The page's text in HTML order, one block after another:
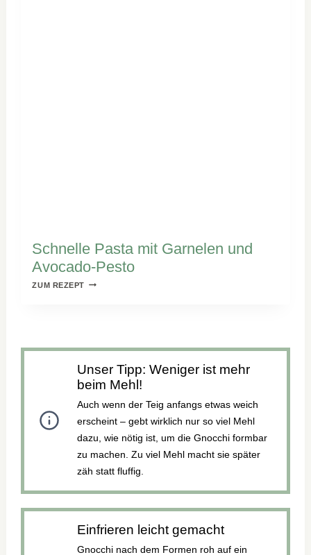
Schnelle Pasta mit Garnelen und
Avocado-Pesto
ZUM REZEPT SCHNELLE
UND
AVOCADO-
PESTO
Unser Tipp: Weniger ist mehr
beim Mehl!
Auch wenn der Teig anfangs etwas weich
erscheint – gebt wirklich nur so viel Mehl
dazu, wie nötig ist, um die Gnocchi formbar
zu machen. Zu viel Mehl macht sie später
zäh statt fluffig.
Einfrieren leicht gemacht
Gnocchi nach dem Formen roh auf ein